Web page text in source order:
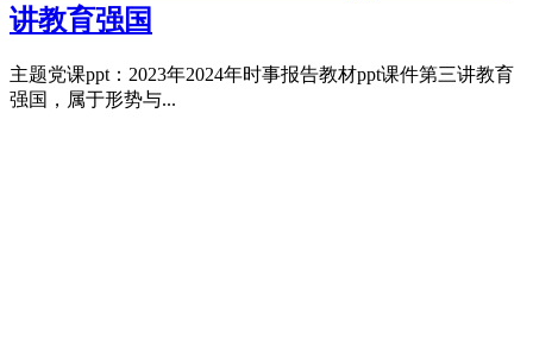
讲教育强国
主题党课ppt：2023年2024年时事报告教材ppt课件第三讲教育
强国，属于形势与...